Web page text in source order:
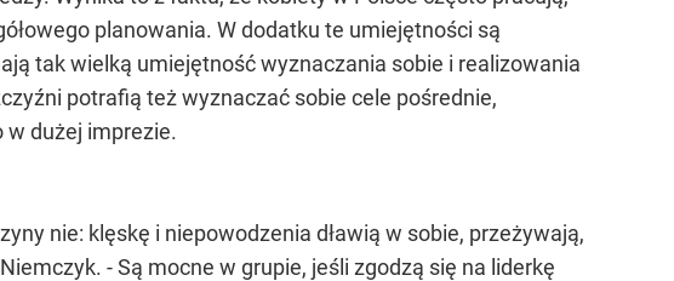
planowania. W dodatku te umiejętności są
tak wielką umiejętność wyznaczania sobie i realizowania
potrafią też wyznaczać sobie cele pośrednie,
w dużej imprezie.
nie: klęskę i niepowodzenia dławią w sobie, przeżywają,
- Są mocne w grupie, jeśli zgodzą się na liderkę